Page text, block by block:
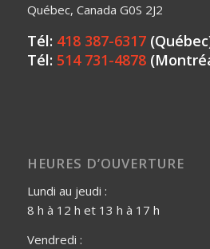
Québec, Canada G0S 2J2
Tél: 418 387-6317
Tél: 514 731-4878
HEURES D’OUVERTURE
Lundi au jeudi :
8 h à 12 h et 13 h à 17 h
Vendredi :